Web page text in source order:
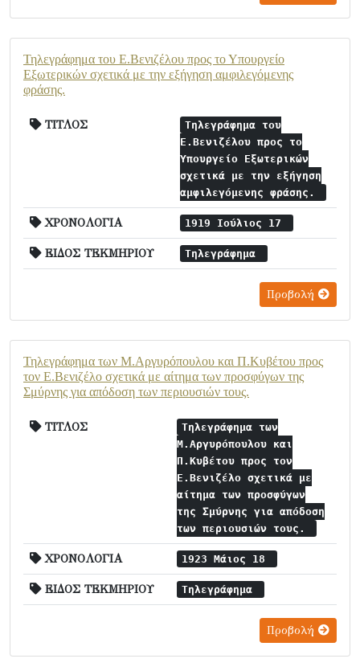
Τηλεγράφημα του Ε.Βενιζέλου προς το Υπουργείο
Εξωτερικών σχετικά με την εξήγηση αμφιλεγόμενης
φράσης.
ΤΙΤΛΟΣ
Τηλεγράφημα του
Ε.Βενιζέλου προς το
Υπουργείο Εξωτερικών
σχετικά με την εξήγηση
αμφιλεγόμενης φράσης.
ΧΡΟΝΟΛΟΓΙΑ 1919 Ιούλιος 17
ΕΙΔΟΣ ΤΕΚΜΗΡΙΟΥ Τηλεγράφημα
Προβολή
Τηλεγράφημα των Μ.Αργυρόπουλου και Π.Κυβέτου προς
τον Ε.Βενιζέλο σχετικά με αίτημα των προσφύγων της
Σμύρνης για απόδοση των περιουσιών τους.
ΤΙΤΛΟΣ
Τηλεγράφημα των
Μ.Αργυρόπουλου και
Π.Κυβέτου προς τον
Ε.Βενιζέλο σχετικά με
αίτημα των προσφύγων
της Σμύρνης για απόδοση
των περιουσιών τους.
ΧΡΟΝΟΛΟΓΙΑ 1923 Μάιος 18
ΕΙΔΟΣ ΤΕΚΜΗΡΙΟΥ Τηλεγράφημα
Προβολή